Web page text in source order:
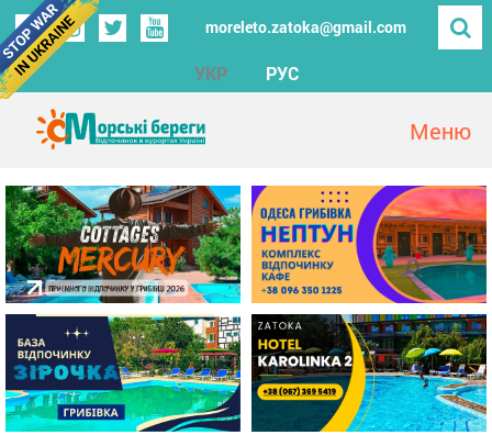
moreleto.zatoka@gmail.com
УКР РУС